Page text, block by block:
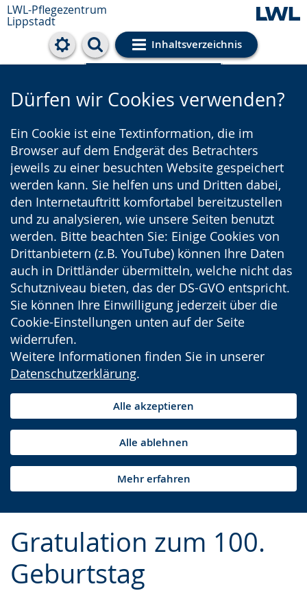
LWL-Pflegezentrum
Lippstadt
Inhaltsverzeichnis
Cookie-Einstellungen
Dürfen wir Cookies verwenden?
Ein Cookie ist eine Textinformation, die im
Browser auf dem Endgerät des Betrachters
jeweils zu einer besuchten Website gespeichert
werden kann. Sie helfen uns und Dritten dabei,
den Internetauftritt komfortabel bereitzustellen
und zu analysieren, wie unsere Seiten benutzt
werden. Bitte beachten Sie: Einige Cookies von
Drittanbietern (z.B. YouTube) können Ihre Daten
auch in Drittländer übermitteln, welche nicht das
Schutzniveau bieten, das der DS-GVO entspricht.
Sie können Ihre Einwilligung jederzeit über die
Cookie-Einstellungen unten auf der Seite
widerrufen.
Weitere Informationen finden Sie in unserer
Datenschutzerklärung.
Alle akzeptieren
Alle ablehnen
Mehr erfahren
Gratulation zum 100.
Geburtstag